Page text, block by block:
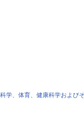
学、体育、健康科学および